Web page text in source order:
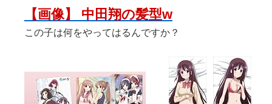
【画像】 中田翔の髪型w
この子は何をやってはるんですか？